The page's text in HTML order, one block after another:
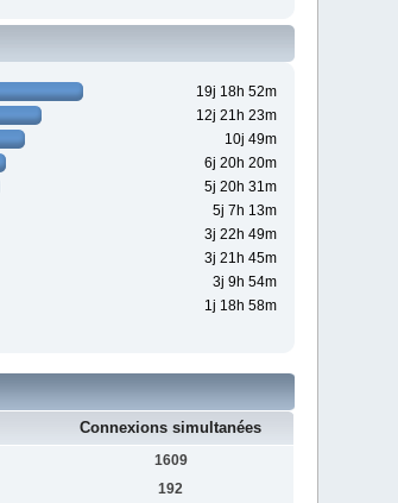
19j 18h 52m
12j 21h 23m
10j 49m
6j 20h 20m
5j 20h 31m
5j 7h 13m
3j 22h 49m
3j 21h 45m
3j 9h 54m
1j 18h 58m
Connexions simultanées
1609
192